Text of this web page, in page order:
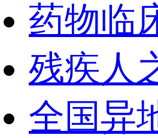
药物临
残疾人
全国异